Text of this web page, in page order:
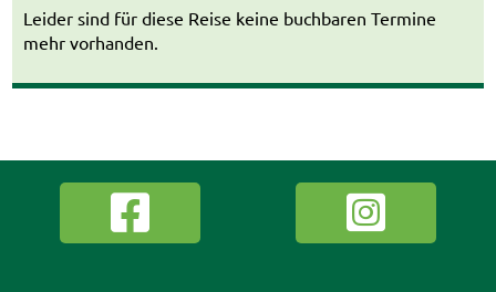
Leider sind für diese Reise keine buchbaren Termine
mehr vorhanden.